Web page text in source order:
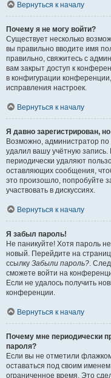
Вернуться к началу
Почему я не могу войти?
Существует несколько
вы правильно вводите имя
правильно, свяжитесь с
вам закрыт доступ к
в конфигурации
исправления настроек.
Вернуться к началу
Я давно зарегистрирован,
Возможно, администратор по
удалил вашу учётную
периодически удаляют
оставляющих сообщения,
это произошло, попробуйте
участвовать в дискуссиях.
Вернуться к началу
Я забыл пароль!
Не паникуйте! Хотя пароль
новый. Перейдите на
ссылку Забыли пароль?.
сможете войти на
Если не удалось получить
конференции.
Вернуться к началу
Почему мне периодически
пароля?
Если вы не отметили
оставаться под своим
ограниченное время. Это